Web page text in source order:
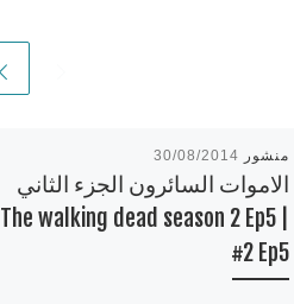
منشور 30/08/2014
الاموات السائرون الجزء الثاني
The walking dead season 2 Ep5 |
#2 Ep5